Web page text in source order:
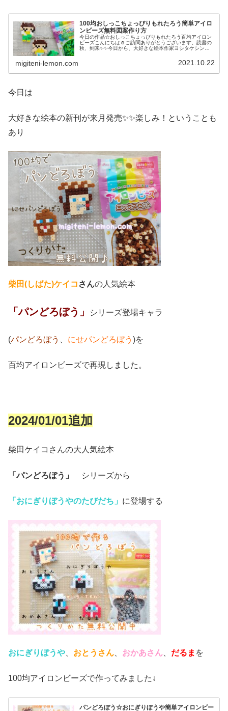
100均おしっこちょっぴりもれたろう簡単アイロ
ンビーズ無料図案作り方
今日の作品☆おしっこちょっぴりもれたろう百均アイロン
ビーズこんにちは☺ご訪問ありがとうございます。読書の
秋、到来✨✨今日から、大好きな絵本作家ヨシタケシンス
migiteni-lemon.com 2021.10.22
今日は
大好きな絵本の新刊が来月発売✨✨楽しみ！ということも
あり
柴田(しばた)ケイコ さんの人気絵本
「パンどろぼう」 シリーズ登場キャラ
(パンどろぼう にせパンどろぼう )を
百均アイロンビーズで再現しました。
2024/01/01追加
柴田ケイコさんの大人気絵本
「パンどろぼう」 シリーズから
「おにぎりぼうやのたびだち」 に登場する
おにぎりぼうや おとうさん おかあさん だるま を
100均アイロンビーズで作ってみました↓
パンどろぼう☆おにぎりぼうや簡単アイロンビー